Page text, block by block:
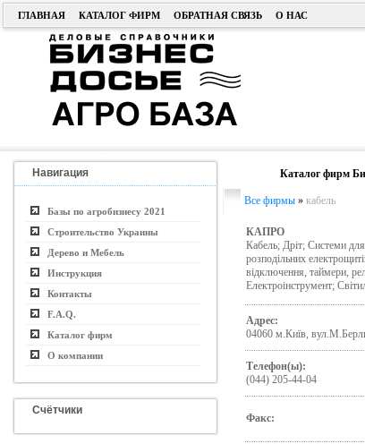
ГЛАВНАЯ КАТАЛОГ ФИРМ ОБРАТНАЯ СВЯЗЬ О НАС
Навигация
Базы по агробизнесу 2021
Строительство Украины
Дерево и Мебель
Инструкция
Контакты
F.A.Q.
Каталог фирм
О компании
Счётчики
Каталог фирм
Все фирмы» кабель
КАПРО
Кабель; Дріт; Системи для
розподільних
відключення, таймери,
Електроінструмент;
Адрес:
04060 м.Київ,
Телефон(ы):
(044) 205-44-04
Факс: